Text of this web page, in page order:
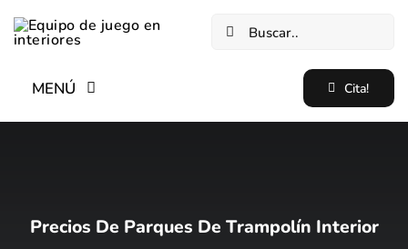
Buscar:
MENÚ
Equipo De Juego Suave En Interiores
Cita!
Precios De Parques De Trampolín Interior